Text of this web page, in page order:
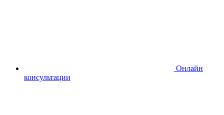
Онлайн
консультации